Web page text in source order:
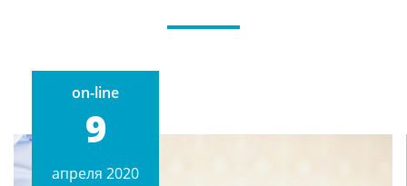
on-line
9
апреля 2020